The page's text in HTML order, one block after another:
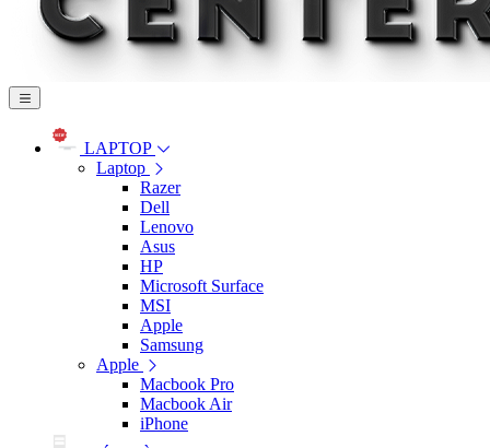
LAPTOP
Laptop
Razer
Dell
Lenovo
Asus
HP
Microsoft Surface
MSI
Apple
Samsung
Apple
Macbook Pro
Macbook Air
iPhone